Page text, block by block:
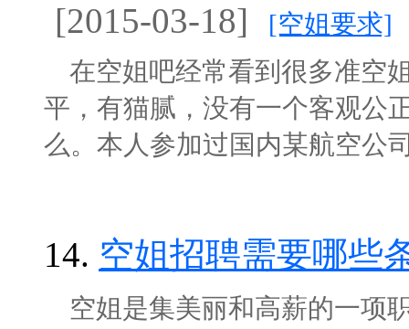
[2015-03-18]
[空姐要求]
在空姐吧经常看到很多准空
平，有猫腻，没有一个客观公
么。本人参加过国内某航空公
14. 空姐招聘需要哪些
空姐是集美丽和高薪的一项